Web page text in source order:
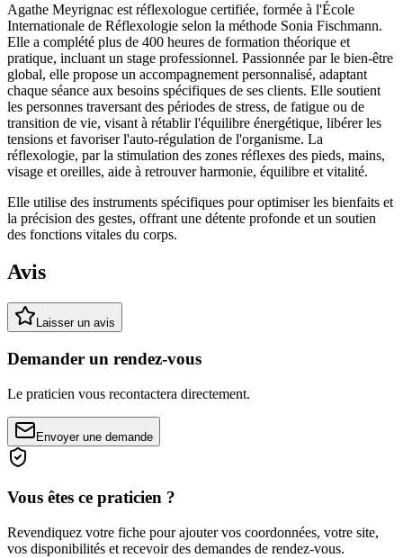
Agathe Meyrignac est réflexologue certifiée, formée à l'École
Internationale de Réflexologie selon la méthode Sonia Fischmann.
Elle a complété plus de 400 heures de formation théorique et
pratique, incluant un stage professionnel. Passionnée par le bien-être
global, elle propose un accompagnement personnalisé, adaptant
chaque séance aux besoins spécifiques de ses clients. Elle soutient
les personnes traversant des périodes de stress, de fatigue ou de
transition de vie, visant à rétablir l'équilibre énergétique, libérer les
tensions et favoriser l'auto-régulation de l'organisme. La
réflexologie, par la stimulation des zones réflexes des pieds, mains,
visage et oreilles, aide à retrouver harmonie, équilibre et vitalité.
Elle utilise des instruments spécifiques pour optimiser les bienfaits et
la précision des gestes, offrant une détente profonde et un soutien
des fonctions vitales du corps.
Avis
Laisser un avis
Demander un rendez-vous
Le praticien vous recontactera directement.
Envoyer une demande
Vous êtes ce praticien ?
Revendiquez votre fiche pour ajouter vos coordonnées, votre site,
vos disponibilités et recevoir des demandes de rendez-vous.